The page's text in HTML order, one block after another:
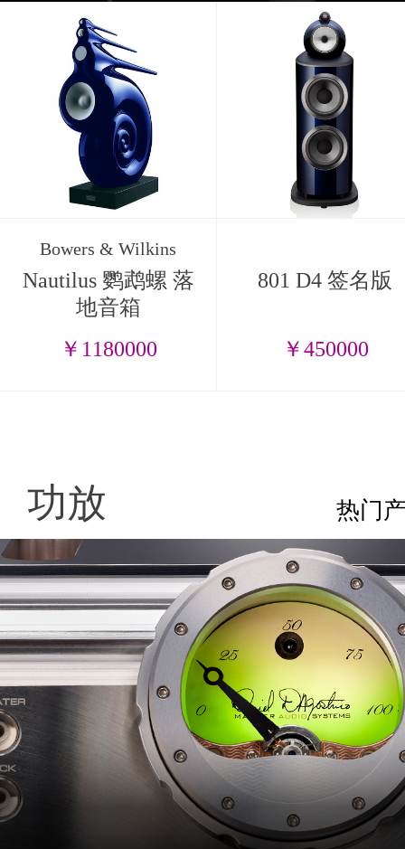
Bowers & Wilkins
Nautilus 鹦鹉螺 落
地音箱
￥1180000
801 D4 签名版
￥450000
功放 热门